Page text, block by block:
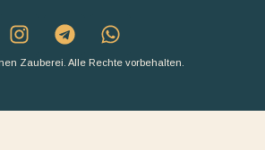
Zauberei. Alle Rechte vorbehalten.